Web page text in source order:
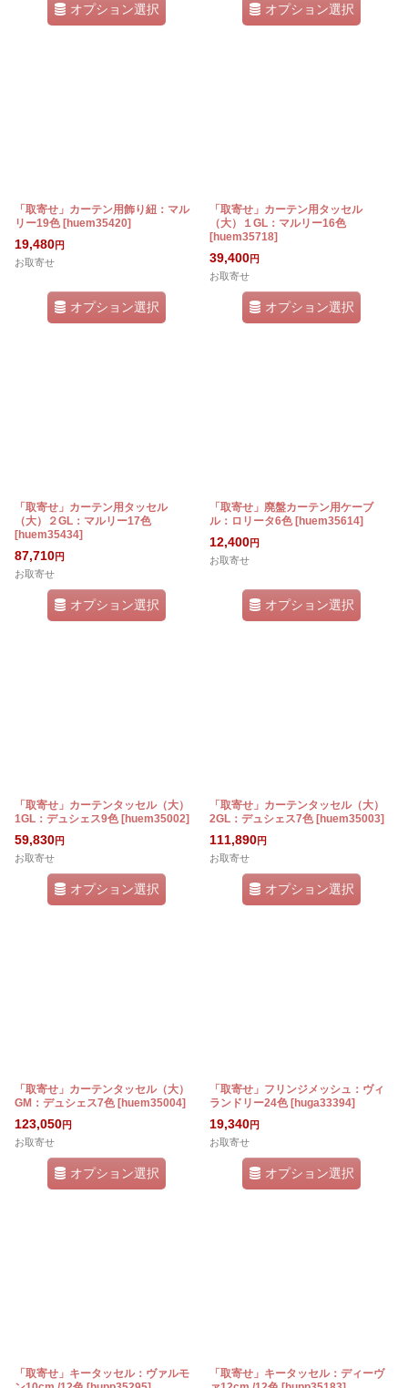
オプション選択 オプション選択
「取寄せ」カーテン用飾り紐：マル
リー19色 [huem35420]
19,480円
お取寄せ
オプション選択
「取寄せ」カーテン用タッセル
（大）１GL：マルリー16色
[huem35718]
39,400円
お取寄せ
オプション選択
「取寄せ」カーテン用タッセル
（大）２GL：マルリー17色
[huem35434]
87,710円
お取寄せ
オプション選択
「取寄せ」廃盤カーテン用ケーブ
ル：ロリータ6色 [huem35614]
12,400円
お取寄せ
オプション選択
「取寄せ」カーテンタッセル（大）
1GL：デュシェス9色 [huem35002]
59,830円
お取寄せ
オプション選択
「取寄せ」カーテンタッセル（大）
2GL：デュシェス7色 [huem35003]
111,890円
お取寄せ
オプション選択
「取寄せ」カーテンタッセル（大）
GM：デュシェス7色 [huem35004]
123,050円
お取寄せ
オプション選択
「取寄せ」フリンジメッシュ：ヴィ
ランドリー24色 [huga33394]
19,340円
お取寄せ
オプション選択
「取寄せ」キータッセル：ヴァルモ
「取寄せ」キータッセル：ディーヴ